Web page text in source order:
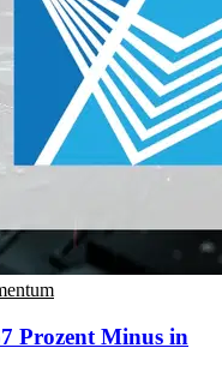
Prozent Minus in